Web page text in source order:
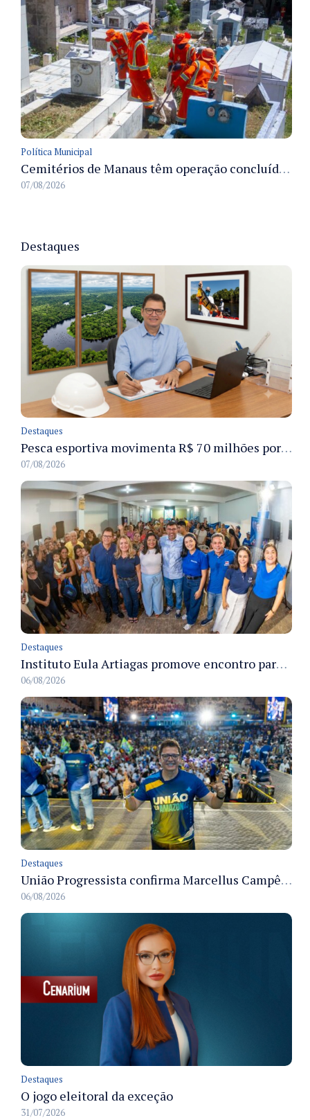
Política Municipal
Cemitérios de Manaus têm operação concluída e estrutura pronta para receber famílias no Dia dos Pais
07/08/2026
Destaques
Destaques
Pesca esportiva movimenta R$ 70 milhões por ano e ganha espaço na economia sustentável do Amazonas
07/08/2026
Destaques
Instituto Eula Artiagas promove encontro para discutir melhorias para o bairro Petrópolis
06/08/2026
Destaques
União Progressista confirma Marcellus Campêlo como candidato a deputado estadual
06/08/2026
Destaques
O jogo eleitoral da exceção
31/07/2026